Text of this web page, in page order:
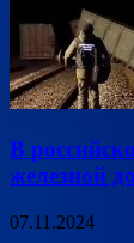
В
железной
07.11.2024